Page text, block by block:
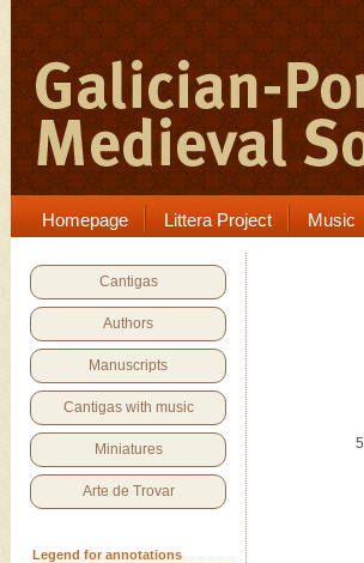
Homepage Littera Project Music
Cantigas
Authors
Manuscripts
Cantigas with music
Miniatures
Arte de Trovar
Legend for annotations
5